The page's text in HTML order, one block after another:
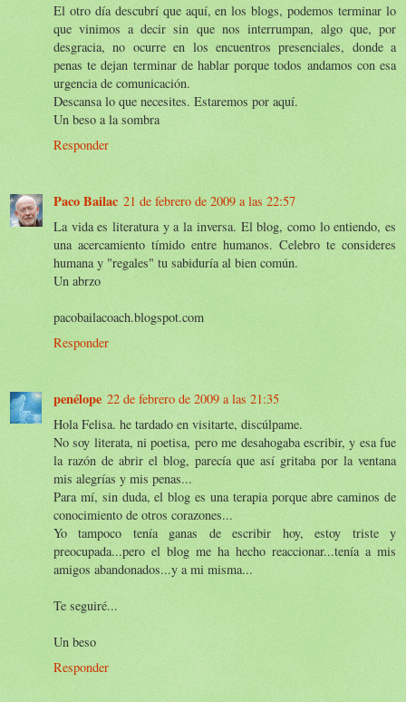
El otro día descubrí que aquí, en los blogs, podemos terminar lo
que vinimos a decir sin que nos interrumpan, algo que, por
desgracia, no ocurre en los encuentros presenciales, donde a
penas te dejan terminar de hablar porque todos andamos con esa
urgencia de comunicación.
Descansa lo que necesites. Estaremos por aquí.
Un beso a la sombra
Responder
Paco Bailac 21 de febrero de 2009 a las 22:57
La vida es literatura y a la inversa. El blog, como lo entiendo, es
una acercamiento tímido entre humanos. Celebro te consideres
humana y "regales" tu sabiduría al bien común.
Un abrzo
pacobailacoach.blogspot.com
Responder
penélope 22 de febrero de 2009 a las 21:35
Hola Felisa. he tardado en visitarte, discúlpame.
No soy literata, ni poetisa, pero me desahogaba escribir, y esa fue
la razón de abrir el blog, parecía que así gritaba por la ventana
mis alegrías y mis penas...
Para mí, sin duda, el blog es una terapia porque abre caminos de
conocimiento de otros corazones...
Yo tampoco tenía ganas de escribir hoy, estoy triste y
preocupada...pero el blog me ha hecho reaccionar...tenía a mis
amigos abandonados...y a mi misma...
Te seguiré...
Un beso
Responder